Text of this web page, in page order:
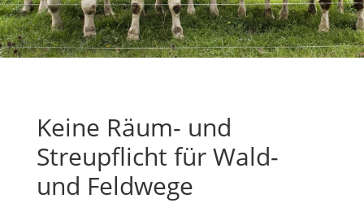
Keine Räum- und
Streupflicht für Wald-
und Feldwege